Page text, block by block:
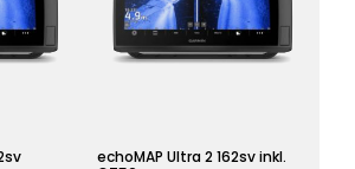
echoMAP Ultra 2 162sv inkl.